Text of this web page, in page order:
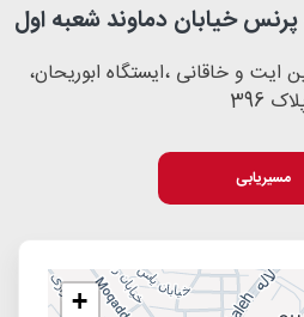
خیابان دماوند شعبه اول
ایت و خاقانی ،ایستگاه ابوریحان،
396
مسیریابی
+